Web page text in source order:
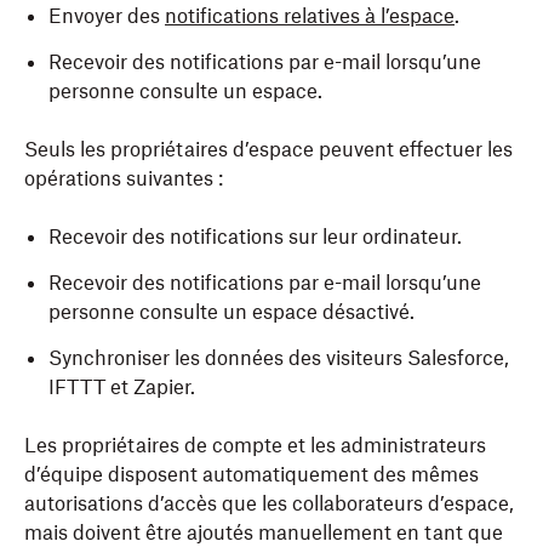
Envoyer des notifications relatives à l’espace.
Recevoir des notifications par e-mail lorsqu’une
personne consulte un espace.
Seuls les propriétaires d’espace peuvent effectuer les
opérations suivantes :
Recevoir des notifications sur leur ordinateur.
Recevoir des notifications par e-mail lorsqu’une
personne consulte un espace désactivé.
Synchroniser les données des visiteurs Salesforce,
IFTTT et Zapier.
Les propriétaires de compte et les administrateurs
d’équipe disposent automatiquement des mêmes
autorisations d’accès que les collaborateurs d’espace,
mais doivent être ajoutés manuellement en tant que